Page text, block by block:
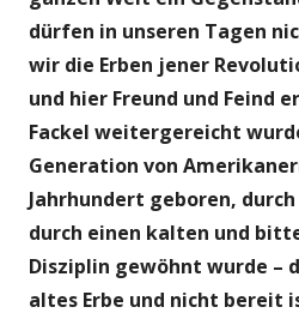
dürfen in unseren Tagen
wir die Erben jener
und hier Freund und Feind
Fackel weitergereicht
Generation von
Jahrhundert geboren,
durch einen kalten und
Disziplin gewöhnt wurde –
altes Erbe und nicht bereit